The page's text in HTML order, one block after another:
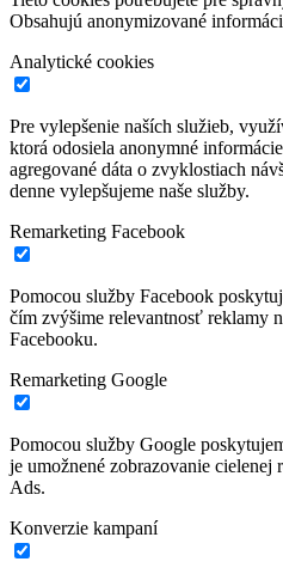
Obsahujú anonymizované
Analytické cookies
Pre vylepšenie naších služieb,
ktorá odosiela anonymné
agregované dáta o zvyklostiach
denne vylepšujeme naše služby.
Remarketing Facebook
Pomocou služby Facebook
čím zvýšime relevantnosť reklamy
Facebooku.
Remarketing Google
Pomocou služby Google
je umožnené zobrazovanie cielenej
Ads.
Konverzie kampaní